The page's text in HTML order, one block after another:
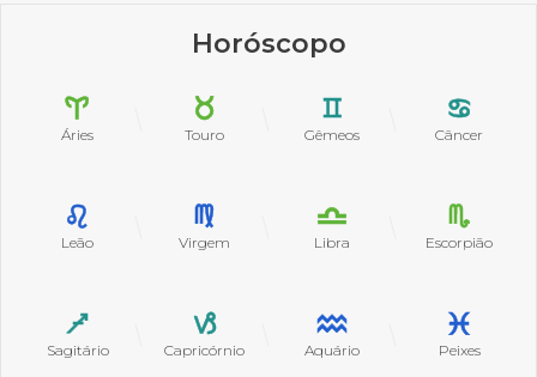
Horóscopo
Áries Touro Gêmeos Câncer
Leão Virgem Libra Escorpião
Sagitário Capricórnio Aquário Peixes